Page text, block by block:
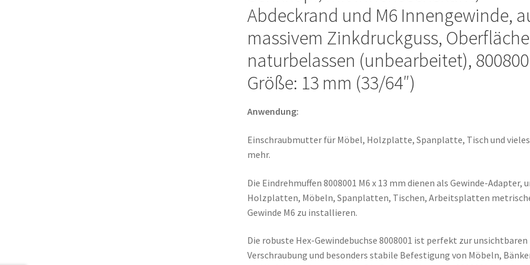
Spanplatte,
Tisch
und
vieles
mehr,
von
Abdeckrand und M6 Innengewinde,
massivem Zinkdruckguss,
naturbelassen (unbearbeitet),
Größe: 13 mm (33/64″)
Anwendung:
Einschraubmutter für Möbel, Holzplatte, Spanplatte, Tisch und vieles
mehr.
Die Eindrehmuffen 8008001 M6 x 13 mm dienen als Gewinde-Adapter,
Holzplatten, Möbeln, Spanplatten, Tischen, Arbeitsplatten
Gewinde M6 zu installieren.
Die robuste Hex-Gewindebuchse 8008001 ist perfekt zur unsichtbaren
Verschraubung und besonders stabile Befestigung von Möbeln,